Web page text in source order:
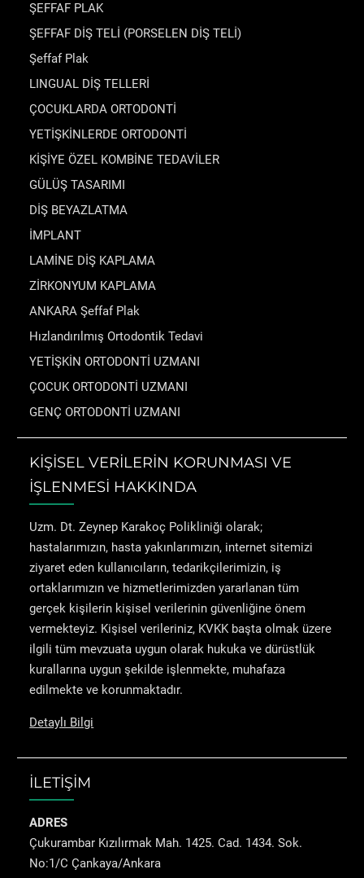
ŞEFFAF PLAK
ŞEFFAF DİŞ TELİ (PORSELEN DİŞ TELİ)
Şeffaf Plak
LINGUAL DİŞ TELLERİ
ÇOCUKLARDA ORTODONTİ
YETİŞKİNLERDE ORTODONTİ
KİŞİYE ÖZEL KOMBİNE TEDAVİLER
GÜLÜŞ TASARIMI
DİŞ BEYAZLATMA
İMPLANT
LAMİNE DİŞ KAPLAMA
ZİRKONYUM KAPLAMA
ANKARA Şeffaf Plak
Hızlandırılmış Ortodontik Tedavi
YETİŞKİN ORTODONTİ UZMANI
ÇOCUK ORTODONTİ UZMANI
GENÇ ORTODONTİ UZMANI
KİŞİSEL VERİLERİN KORUNMASI VE
İŞLENMESİ HAKKINDA
Uzm. Dt. Zeynep Karakoç Polikliniği olarak;
hastalarımızın, hasta yakınlarımızın, internet sitemizi
ziyaret eden kullanıcıların, tedarikçilerimizin, iş
ortaklarımızın ve hizmetlerimizden yararlanan tüm
gerçek kişilerin kişisel verilerinin güvenliğine önem
vermekteyiz. Kişisel verileriniz, KVKK başta olmak üzere
ilgili tüm mevzuata uygun olarak hukuka ve dürüstlük
kurallarına uygun şekilde işlenmekte, muhafaza
edilmekte ve korunmaktadır.
Detaylı Bilgi
İLETİŞİM
ADRES
Çukurambar Kızılırmak Mah. 1425. Cad. 1434. Sok.
No:1/C Çankaya/Ankara